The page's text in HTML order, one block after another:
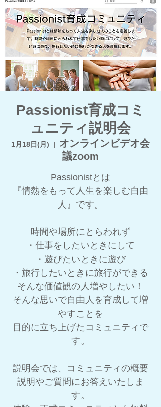
Passionist育成コミ
ュニティ説明会
1月18日(月)
  |
オンラインビデオ会
議zoom
Passionistとは
『情熱をもって人生を楽しむ自由
人』です。
時間や場所にとらわれず
・仕事をしたいときにして
・遊びたいときに遊び
・旅行したいときに旅行ができる
そんな価値観の人増やしたい！
そんな思いで自由人を育成して増
やすことを
目的に立ち上げたコミュニティで
す。
説明会では、コミュニティの概要
説明やご質問にお答えいたしま
す。